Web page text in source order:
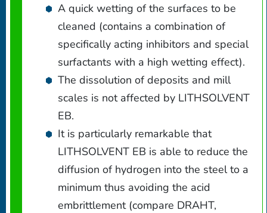
A quick wetting of the surfaces to be
cleaned (contains a combination of
specifically acting inhibitors and special
surfactants with a high wetting effect).
The dissolution of deposits and mill
scales is not affected by LITHSOLVENT
EB.
It is particularly remarkable that
LITHSOLVENT EB is able to reduce the
diffusion of hydrogen into the steel to a
minimum thus avoiding the acid
embrittlement (compare DRAHT,